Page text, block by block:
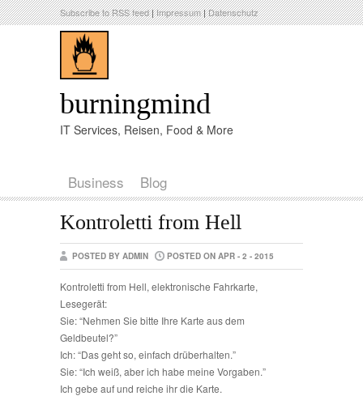
Subscribe to RSS feed|Impressum|Datenschutz
burningmind
IT Services, Reisen, Food & More
Business Blog
Kontroletti from Hell
POSTED BY ADMIN POSTED ON APR - 2 - 2015
Kontroletti from Hell, elektronische Fahrkarte,
Lesegerät:
Sie: “Nehmen Sie bitte Ihre Karte aus dem
Geldbeutel?”
Ich: “Das geht so, einfach drüberhalten.”
Sie: “Ich weiß, aber ich habe meine Vorgaben.”
Ich gebe auf und reiche ihr die Karte.